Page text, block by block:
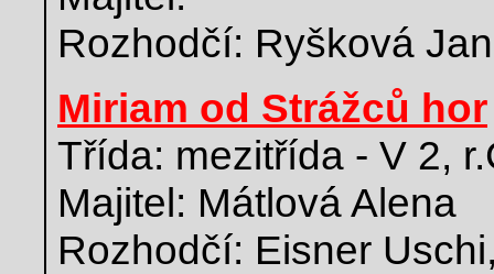
Rozhodčí: Ryšková
Miriam od Strážců hor
Třída: mezitřída - V 2,
Majitel: Mátlová Alena
Rozhodčí: Eisner